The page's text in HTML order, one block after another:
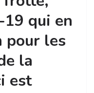
19 qui en
pour les
la
est